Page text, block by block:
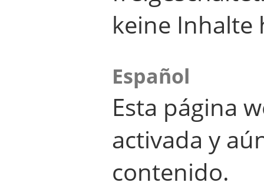
keine Inhalte
Español
Esta página
activada y
contenido.